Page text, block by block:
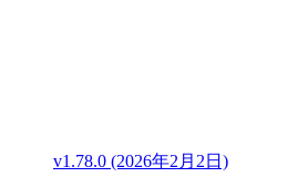
v1.78.0 (2026年2月2日)